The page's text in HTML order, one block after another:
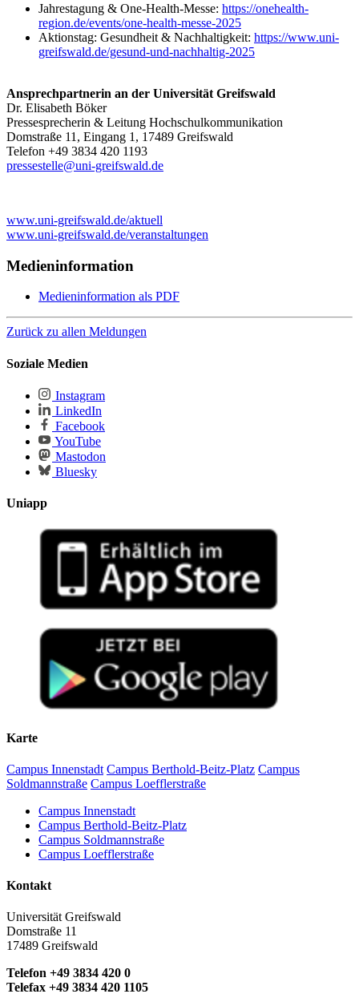
Jahrestagung & One-Health-Messe: https://onehealth-
region.de/events/one-health-messe-2025
Aktionstag: Gesundheit & Nachhaltigkeit: https://www.uni-
greifswald.de/gesund-und-nachhaltig-2025
Ansprechpartnerin an der Universität Greifswald
Dr. Elisabeth Böker
Pressesprecherin & Leitung Hochschulkommunikation
Domstraße 11, Eingang 1, 17489 Greifswald
Telefon +49 3834 420 1193
pressestelle@uni-greifswald.de
www.uni-greifswald.de/aktuell
www.uni-greifswald.de/veranstaltungen
Medieninformation
Medieninformation als PDF
Zurück zu allen Meldungen
Soziale Medien
Instagram
LinkedIn
Facebook
YouTube
Mastodon
Bluesky
Uniapp
Karte
Campus Innenstadt Campus Berthold-Beitz-Platz Campus
Soldmannstraße Campus Loefflerstraße
Campus Innenstadt
Campus Berthold-Beitz-Platz
Campus Soldmannstraße
Campus Loefflerstraße
Kontakt
Universität Greifswald
Domstraße 11
17489 Greifswald
Telefon +49 3834 420 0
Telefax +49 3834 420 1105